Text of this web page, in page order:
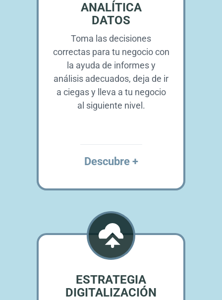
ANALÍTICA
DATOS
Toma las decisiones
correctas para tu negocio con
la ayuda de informes y
análisis adecuados, deja de ir
a ciegas y lleva a tu negocio
al siguiente nivel.
Descubre +
ESTRATEGIA
DIGITALIZACIÓN